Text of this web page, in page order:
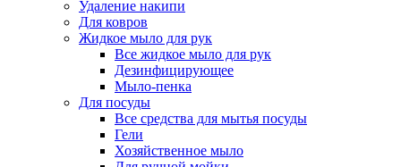
Удаление накипи
Для ковров
Жидкое мыло для рук
Все жидкое мыло для рук
Дезинфицирующее
Мыло-пенка
Для посуды
Все средства для мытья посуды
Гели
Хозяйственное мыло